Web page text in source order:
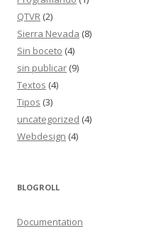
QTVR (2)
Sierra Nevada (8)
Sin boceto (4)
sin publicar (9)
Textos (4)
Tipos (3)
uncategorized (4)
Webdesign (4)
BLOGROLL
Documentation